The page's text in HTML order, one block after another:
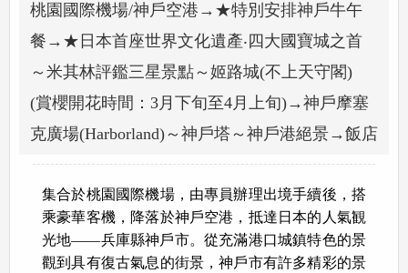
桃園國際機場/神戶空港→★特別安排神戶牛午
餐→★日本首座世界文化遺產‧四大國寶城之首
～米其林評鑑三星景點～姬路城(不上天守閣)
(賞櫻開花時間：3月下旬至4月上旬)→神戶摩塞
克廣場(Harborland)～神戶塔～神戶港絕景→飯店
集合於桃園國際機場，由專員辦理出境手續後，搭
乘豪華客機，降落於神戶空港，抵達日本的人氣観
光地――兵庫縣神戶市。從充滿港口城鎮特色的景
觀到具有復古氣息的街景，神戶市有許多精彩的景